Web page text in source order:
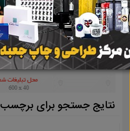
نتایج جستجو برای برچسب